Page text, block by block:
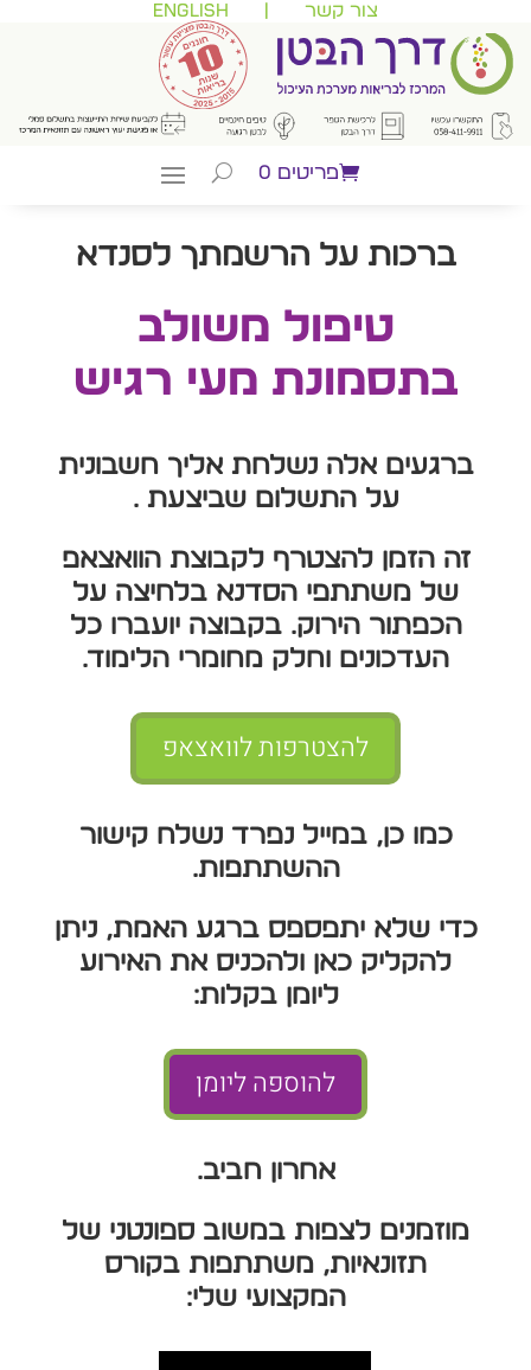
English צור קשר
פריטים 0
ברכות על הרשמתך לסנדא
טיפול משולב
בתסמונת מעי רגיש
ברגעים אלה נשלחת אליך חשבונית
על התשלום שביצעת .
זה הזמן להצטרף לקבוצת הוואצאפ
של משתתפי הסדנא בלחיצה על
הכפתור הירוק. בקבוצה יועברו כל
העדכונים וחלק מחומרי הלימוד.
להצטרפות לוואצאפ
כמו כן, במייל נפרד נשלח קישור
ההשתתפות.
כדי שלא יתפספס ברגע האמת, ניתן
להקליק כאן ולהכניס את האירוע
ליומן בקלות:
להוספה ליומן
אחרון חביב…
מוזמנים לצפות במשוב ספונטני של
תזונאיות, משתתפות בקורס
המקצועי שלי: